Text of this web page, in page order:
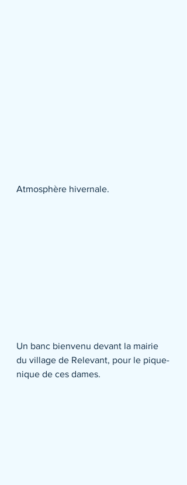
Atmosphère hivernale.
Un banc bienvenu devant la mairie
du village de Relevant, pour le pique-
nique de ces dames.